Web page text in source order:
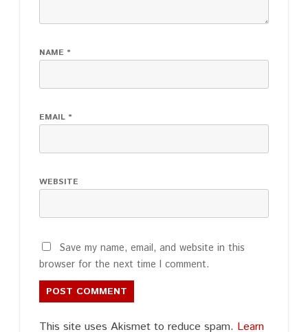
NAME *
EMAIL *
WEBSITE
Save my name, email, and website in this
browser for the next time I comment.
This site uses Akismet to reduce spam. Learn